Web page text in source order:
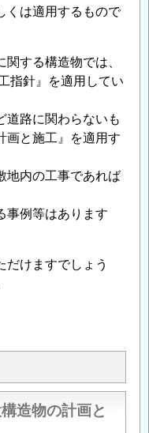
くは適用するもので
する構造物では、
指針』を適用してい
道路に関わらないも
画と施工』を適用す
地内の工事であれば
事例等はあります
だけますでしょう
造物の計画と